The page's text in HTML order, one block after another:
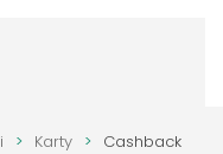
Karty Cashback